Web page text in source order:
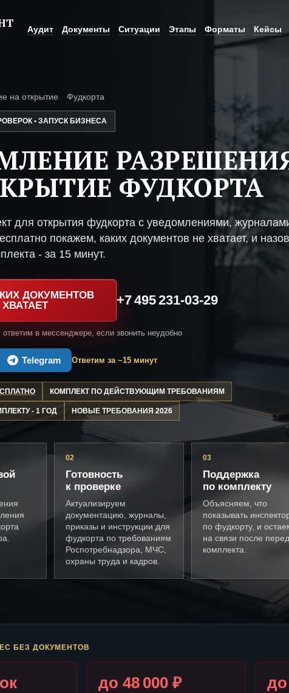
Аудит Документы Ситуации Этапы Форматы Кейсы
на открытие Фудкорта
• ЗАПУСК БИЗНЕСА
ФУДКОРТА
для открытия фудкорта с уведомлениями,
покажем, каких документов не хватает, и
- за 15 минут.
ДОКУМЕНТОВ
ХВАТАЕТ
+7 495 231-03-29
ответим в мессенджере, если звонить неудобно
Telegram Ответим за ~15 минут
КОМПЛЕКТ ПО ДЕЙСТВУЮЩИМ ТРЕБОВАНИЯМ
- 1 ГОД НОВЫЕ ТРЕБОВАНИЯ 2026
02
Готовность
к проверке
Актуализируем
документацию, журналы,
приказы и инструкции для
фудкорта по требованиям
Роспотребнадзора, МЧС,
охраны труда и кадров.
03
Поддержка
по комплекту
Объясняем, что
показывать
по фудкорту, и
на связи после
комплекта.
БЕЗ ДОКУМЕНТОВ
до 48 000 ₽ до